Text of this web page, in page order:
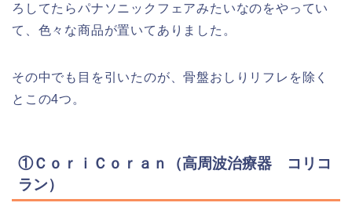
ろしてたらパナソニックフェアみたいなのをやってい
て、色々な商品が置いてありました。
その中でも目を引いたのが、骨盤おしりリフレを除く
とこの4つ。
①ＣｏｒｉＣｏｒａｎ（高周波治療器 コリコ
ラン）